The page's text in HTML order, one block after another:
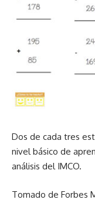
Dos de cada tres
nivel básico de
análisis del IMCO.
Tomado de Forbes